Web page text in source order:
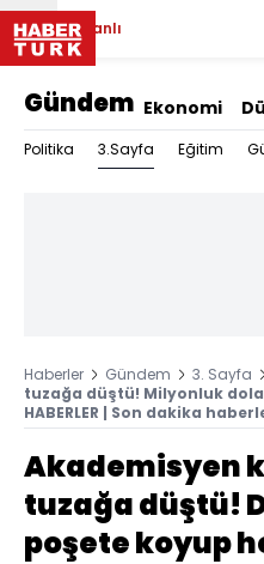
Canlı
Gündem Ekonomi
Politika 3.Sayfa Eğitim
Haberler Gündem 3. Sayfa
tuzağa düştü! Milyonluk
HABERLER | Son dakika
Akademisyen
tuzağa düştü!
poşete koyup